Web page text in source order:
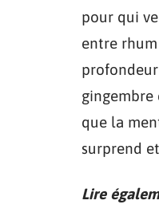
pour qui
entre
que la
surprend
Lire